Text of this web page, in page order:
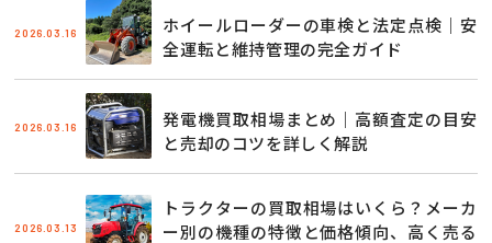
2026.03.16
ホイールローダーの車検と法定点検｜安
全運転と維持管理の完全ガイド
2026.03.16
発電機買取相場まとめ｜高額査定の目安
と売却のコツを詳しく解説
2026.03.13
トラクターの買取相場はいくら？メーカ
ー別の機種の特徴と価格傾向、高く売る